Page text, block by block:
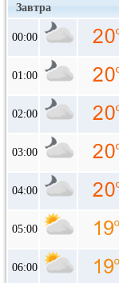
Завтра
00:00
01:00
02:00
03:00
04:00
05:00
06:00